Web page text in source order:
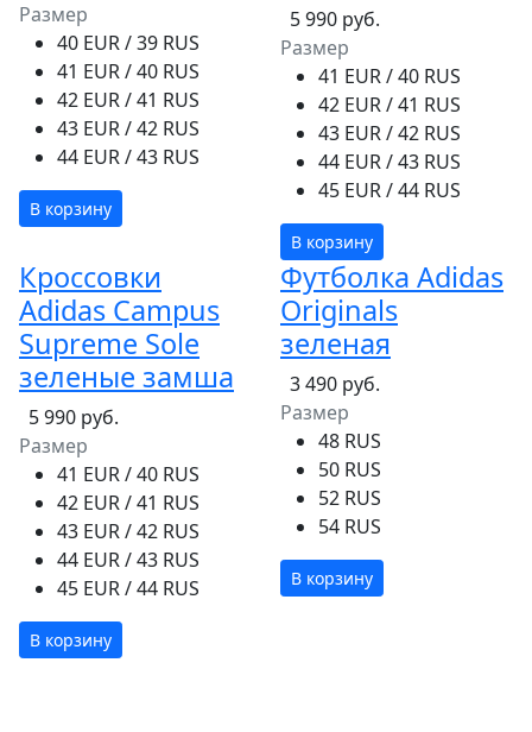
Размер
40 EUR / 39 RUS
41 EUR / 40 RUS
42 EUR / 41 RUS
43 EUR / 42 RUS
44 EUR / 43 RUS
В корзину
5 990 руб.
Размер
41 EUR / 40 RUS
42 EUR / 41 RUS
43 EUR / 42 RUS
44 EUR / 43 RUS
45 EUR / 44 RUS
В корзину
Кроссовки
Adidas Campus
Supreme Sole
зеленые замша
5 990 руб.
Размер
41 EUR / 40 RUS
42 EUR / 41 RUS
43 EUR / 42 RUS
44 EUR / 43 RUS
45 EUR / 44 RUS
В корзину
Футболка Adidas
Originals
зеленая
3 490 руб.
Размер
48 RUS
50 RUS
52 RUS
54 RUS
В корзину